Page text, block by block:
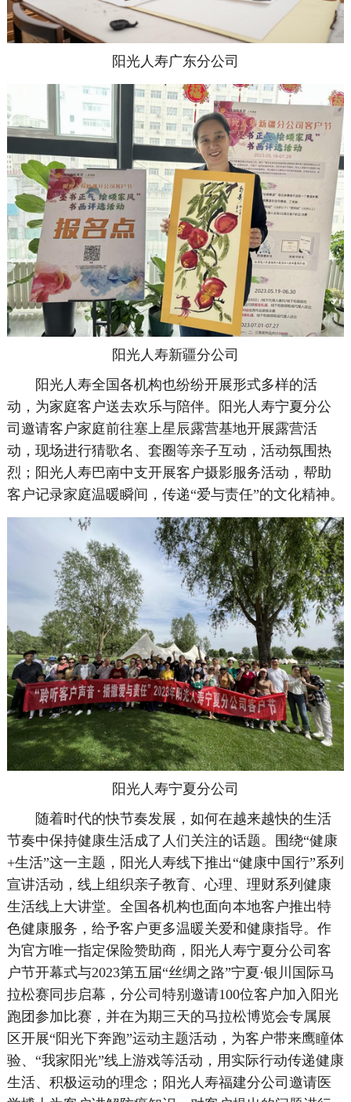
阳光人寿广东分公司
阳光人寿新疆分公司
阳光人寿全国各机构也纷纷开展形式多样的活
动，为家庭客户送去欢乐与陪伴。阳光人寿宁夏分公
司邀请客户家庭前往塞上星辰露营基地开展露营活
动，现场进行猜歌名、套圈等亲子互动，活动氛围热
烈；阳光人寿巴南中支开展客户摄影服务活动，帮助
客户记录家庭温暖瞬间，传递“爱与责任”的文化精神。
阳光人寿宁夏分公司
随着时代的快节奏发展，如何在越来越快的生活
节奏中保持健康生活成了人们关注的话题。围绕“健康
+生活”这一主题，阳光人寿线下推出“健康中国行”系列
宣讲活动，线上组织亲子教育、心理、理财系列健康
生活线上大讲堂。全国各机构也面向本地客户推出特
色健康服务，给予客户更多温暖关爱和健康指导。作
为官方唯一指定保险赞助商，阳光人寿宁夏分公司客
户节开幕式与2023第五届“丝绸之路”宁夏·银川国际马
拉松赛同步启幕，分公司特别邀请100位客户加入阳光
跑团参加比赛，并在为期三天的马拉松博览会专属展
区开展“阳光下奔跑”运动主题活动，为客户带来鹰瞳体
验、“我家阳光”线上游戏等活动，用实际行动传递健康
生活、积极运动的理念；阳光人寿福建分公司邀请医